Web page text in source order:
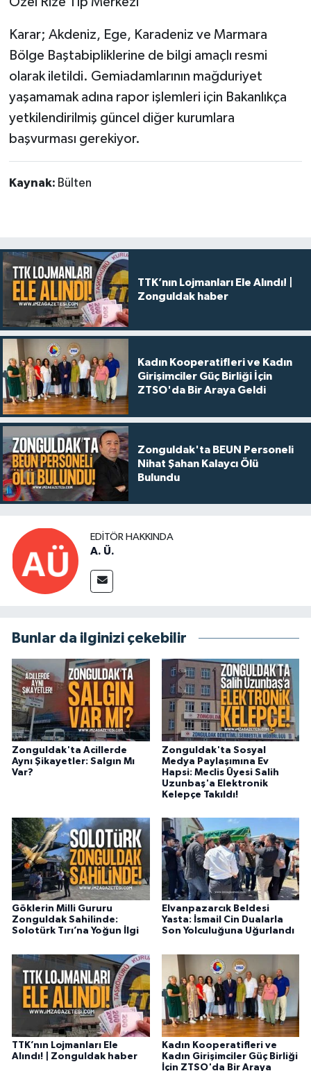
Karar; Akdeniz, Ege, Karadeniz ve Marmara
Bölge Baştabipliklerine de bilgi amaçlı resmi
olarak iletildi. Gemiadamlarının mağduriyet
yaşamamak adına rapor işlemleri için Bakanlıkça
yetkilendirilmiş güncel diğer kurumlara
başvurması gerekiyor.
Kaynak: Bülten
TTK’nın Lojmanları Ele Alındı! |
Zonguldak haber
Kadın Kooperatifleri ve Kadın
Girişimciler Güç Birliği İçin
ZTSO'da Bir Araya Geldi
Zonguldak'ta BEUN Personeli
Nihat Şahan Kalaycı Ölü
Bulundu
EDITÖR HAKKINDA
A. Ü.
Bunlar da ilginizi çekebilir
Zonguldak'ta Acillerde
Aynı Şikayetler: Salgın Mı
Var?
Zonguldak'ta Sosyal
Medya Paylaşımına Ev
Hapsi: Meclis Üyesi Salih
Uzunbaş'a Elektronik
Kelepçe Takıldı!
Göklerin Milli Gururu
Zonguldak Sahilinde:
Solotürk Tırı’na Yoğun İlgi
Elvanpazarcık Beldesi
Yasta: İsmail Cin Dualarla
Son Yolculuğuna Uğurlandı
TTK’nın Lojmanları Ele
Alındı! | Zonguldak haber
Kadın Kooperatifleri ve
Kadın Girişimciler Güç Birliği
İçin ZTSO'da Bir Araya